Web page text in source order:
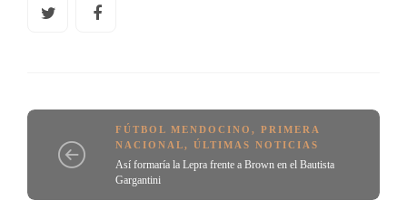
FÚTBOL MENDOCINO , PRIMERA
NACIONAL, ÚLTIMAS NOTICIAS
Así formaría la Lepra frente a Brown en el Bautista
Gargantini